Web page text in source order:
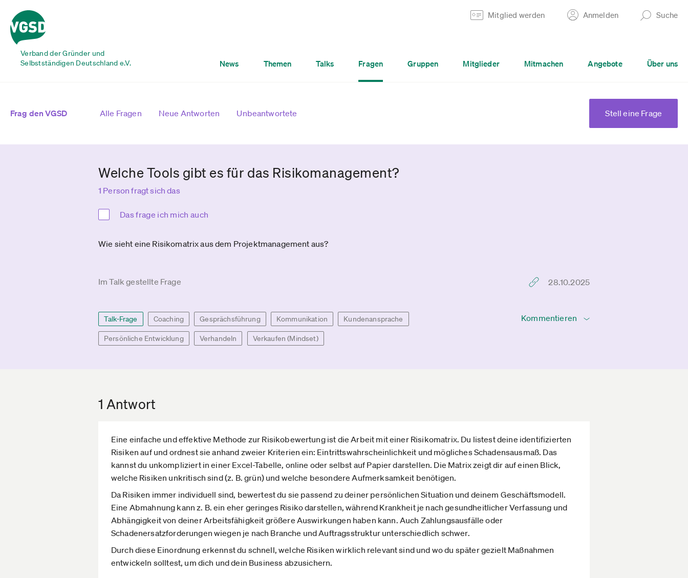
Verband der Gründer und
Selbstständigen Deutschland e.V.
Mitglied werden Anmelden Suche
News Themen Talks Fragen Gruppen Mitglieder Mitmachen Angebote Über uns
Frag den VGSD Alle Fragen Neue Antworten Unbeantwortete Stell eine Frage
Welche Tools gibt es für das Risikomanagement?
1 Person fragt sich das
Das frage ich mich auch
Wie sieht eine Risikomatrix aus dem Projektmanagement aus?
Im Talk gestellte Frage 28.10.2025
Talk-Frage Coaching Gesprächsführung Kommunikation Kundenansprache
Persönliche Entwicklung Verhandeln Verkaufen (Mindset)
Kommentieren
1 Antwort
Eine einfache und effektive Methode zur Risikobewertung ist die Arbeit mit einer Risikomatrix. Du listest deine identifizierten
Risiken auf und ordnest sie anhand zweier Kriterien ein: Eintrittswahrscheinlichkeit und mögliches Schadensausmaß. Das
kannst du unkompliziert in einer Excel-Tabelle, online oder selbst auf Papier darstellen. Die Matrix zeigt dir auf einen Blick,
welche Risiken unkritisch sind (z. B. grün) und welche besondere Aufmerksamkeit benötigen.
Da Risiken immer individuell sind, bewertest du sie passend zu deiner persönlichen Situation und deinem Geschäftsmodell.
Eine Abmahnung kann z. B. ein eher geringes Risiko darstellen, während Krankheit je nach gesundheitlicher Verfassung und
Abhängigkeit von deiner Arbeitsfähigkeit größere Auswirkungen haben kann. Auch Zahlungsausfälle oder
Schadenersatzforderungen wiegen je nach Branche und Auftragsstruktur unterschiedlich schwer.
Durch diese Einordnung erkennst du schnell, welche Risiken wirklich relevant sind und wo du später gezielt Maßnahmen
entwickeln solltest, um dich und dein Business abzusichern.